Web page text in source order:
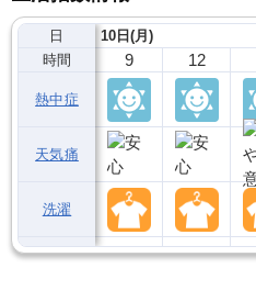
日
時間
熱中症
天気痛
洗濯
10日(月)
9 12